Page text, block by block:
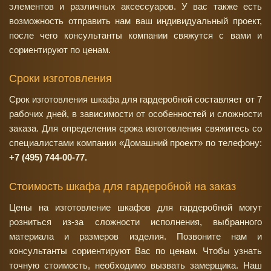
элементов и различных аксессуаров. У вас также есть
возможность отправить нам ваш индивидуальный проект,
после чего консультанты компании свяжутся с вами и
сориентируют по ценам.
Сроки изготовления
Срок изготовления шкафа для гардеробной составляет от 7
рабочих дней, в зависимости от особенностей и сложности
заказа. Для определения срока изготовления свяжитесь со
специалистами компании «Домашний проект» по телефону:
+7 (495) 744-00-77.
Стоимость шкафа для гардеробной на заказ
Цены на изготовление шкафов для гардеробной могут
розниться из-за сложности исполнения, выбранного
материала и размеров изделия. Позвоните нам и
консультанты сориентируют Вас по ценам. Чтобы узнать
точную стоимость, необходимо вызвать замерщика. Наш